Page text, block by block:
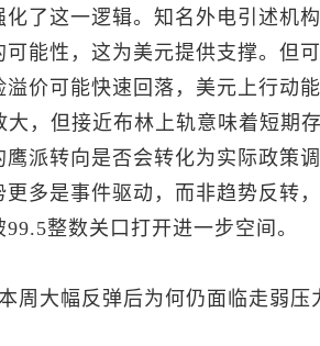
化了这一逻辑。知名外电引述机
可能性，这为美元提供支撑。但
溢价可能快速回落，美元上行动
大，但接近布林上轨意味着短期
鹰派转向是否会转化为实际政策
更多是事件驱动，而非趋势反转
整数关口打开进一步空间。
周大幅反弹后为何仍面临走弱